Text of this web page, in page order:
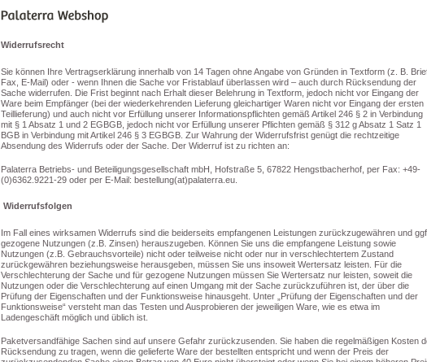
Widerrufsrecht
Sie können Ihre Vertragserklärung innerhalb von 14 Tagen ohne Angabe von Gründen in Textform (z. B.
Fax, E-Mail) oder - wenn Ihnen die Sache vor Fristablauf überlassen wird – auch durch Rücksendung der
Sache widerrufen. Die Frist beginnt nach Erhalt dieser Belehrung in Textform, jedoch nicht vor Eingang der
Ware beim Empfänger (bei der wiederkehrenden Lieferung gleichartiger Waren nicht vor Eingang der ersten
Teillieferung) und auch nicht vor Erfüllung unserer Informationspflichten gemäß Artikel 246 § 2 in Verbindung
mit § 1 Absatz 1 und 2 EGBGB, jedoch nicht vor Erfüllung unserer Pflichten gemäß § 312 g Absatz 1 Satz 1
BGB in Verbindung mit Artikel 246 § 3 EGBGB. Zur Wahrung der Widerrufsfrist genügt die rechtzeitige
Absendung des Widerrufs oder der Sache. Der Widerruf ist zu richten an:
Palaterra Betriebs- und Beteiligungsgesellschaft mbH, Hofstraße 5, 67822 Hengstbacherhof, per Fax: +49-
(0)6362.9221-29 oder per E-Mail: bestellung(at)palaterra.eu.
Widerrufsfolgen
Im Fall eines wirksamen Widerrufs sind die beiderseits empfangenen Leistungen zurückzugewähren und ggf.
gezogene Nutzungen (z.B. Zinsen) herauszugeben. Können Sie uns die empfangene Leistung sowie
Nutzungen (z.B. Gebrauchsvorteile) nicht oder teilweise nicht oder nur in verschlechtertem Zustand
zurückgewähren beziehungsweise herausgeben, müssen Sie uns insoweit Wertersatz leisten. Für die
Verschlechterung der Sache und für gezogene Nutzungen müssen Sie Wertersatz nur leisten, soweit die
Nutzungen oder die Verschlechterung auf einen Umgang mit der Sache zurückzuführen ist, der über die
Prüfung der Eigenschaften und der Funktionsweise hinausgeht. Unter „Prüfung der Eigenschaften und der
Funktionsweise“ versteht man das Testen und Ausprobieren der jeweiligen Ware, wie es etwa im
Ladengeschäft möglich und üblich ist.
Paketversandfähige Sachen sind auf unsere Gefahr zurückzusenden. Sie haben die regelmäßigen Kosten
Rücksendung zu tragen, wenn die gelieferte Ware der bestellten entspricht und wenn der Preis der